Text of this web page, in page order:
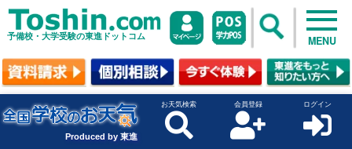
予備校・大学受験の東進ドットコム MENU
Produced by 東進
お天気検索 会員登録 ログイン